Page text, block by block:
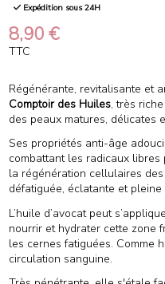
(1 avis)
Expédition sous 24H
8,90 €
TTC
Régénérante, revitalisante et
Comptoir des Huiles, très
des peaux matures, délicates
Ses propriétés anti-âge
combattant les radicaux
la régénération cellulaires
défatiguée, éclatante et pleine
L’huile d’avocat peut
nourrir et hydrater cette zone
les cernes fatiguées. Comme
circulation sanguine.